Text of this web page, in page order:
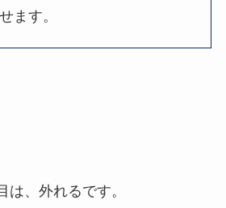
ます。
は、外れるです。